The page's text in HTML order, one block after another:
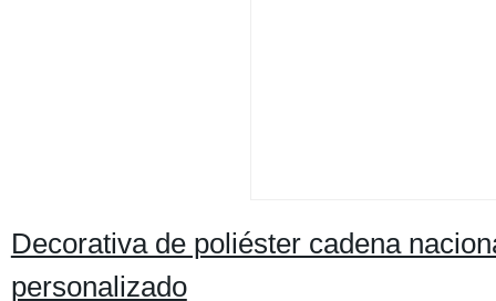
Decorativa de poliéster cadena
personalizado